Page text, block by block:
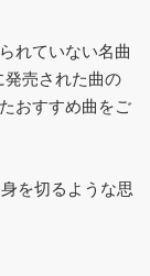
れていない名曲
発売された曲の
おすすめ曲をご
を切るような思